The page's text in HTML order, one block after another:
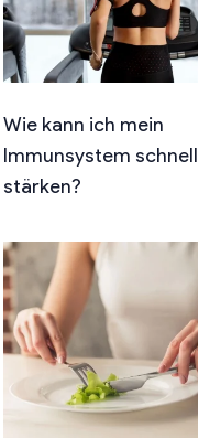
Wie kann ich mein
Immunsystem schnell
stärken?